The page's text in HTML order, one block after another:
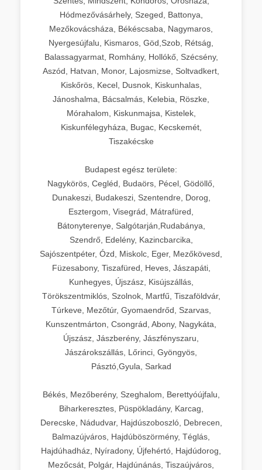
Hódmezővásárhely, Szeged, Battonya,
Mezőkovácsháza, Békéscsaba, Nagymaros,
Nyergesújfalu, Kismaros, Göd,Szob, Rétság,
Balassagyarmat, Romhány, Hollókő, Szécsény,
Aszód, Hatvan, Monor, Lajosmizse, Soltvadkert,
Kiskőrös, Kecel, Dusnok, Kiskunhalas,
Jánoshalma, Bácsalmás, Kelebia, Röszke,
Mórahalom, Kiskunmajsa, Kistelek,
Kiskunfélegyháza, Bugac, Kecskemét,
Tiszakécske
Budapest egész területe:
Nagykörös, Cegléd, Budaörs, Pécel, Gödöllő,
Dunakeszi, Budakeszi, Szentendre, Dorog,
Esztergom, Visegrád, Mátrafüred,
Bátonyterenye, Salgótarján,Rudabánya,
Szendrő, Edelény, Kazincbarcika,
Sajószentpéter, Ózd, Miskolc, Eger, Mezőkövesd,
Füzesabony, Tiszafüred, Heves, Jászapáti,
Kunhegyes, Újszász, Kisújszállás,
Törökszentmiklós, Szolnok, Martfű, Tiszaföldvár,
Túrkeve, Mezőtúr, Gyomaendrőd, Szarvas,
Kunszentmárton, Csongrád, Abony, Nagykáta,
Újszász, Jászberény, Jászfényszaru,
Jászárokszállás, Lőrinci, Gyöngyös,
Pásztó,Gyula, Sarkad
Békés, Mezőberény, Szeghalom, Berettyóújfalu,
Biharkeresztes, Püspökladány, Karcag,
Derecske, Nádudvar, Hajdúszoboszló, Debrecen,
Balmazújváros, Hajdúböszörmény, Téglás,
Hajdúhadház, Nyíradony, Újfehértó, Hajdúdorog,
Mezőcsát, Polgár, Hajdúnánás, Tiszaújváros,